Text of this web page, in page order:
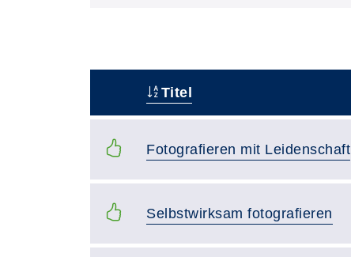
Titel
Fotografieren mit Leidenschaft
Selbstwirksam fotografieren